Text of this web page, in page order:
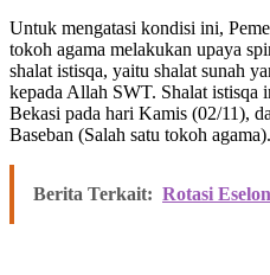
Untuk mengatasi kondisi ini,
tokoh agama melakukan upaya
shalat istisqa, yaitu shalat sunah
kepada Allah SWT. Shalat istisqa
Bekasi pada hari Kamis (02/11),
Baseban (Salah satu tokoh agama).
Berita Terkait: Rotasi